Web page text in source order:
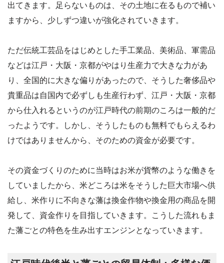
出てきます。足らないものは、その土地に在るもので補い
ますから、少しずつ違いが強化されていきます。
ただ伝統工芸品をはじめとした手工業品、美術品、軍需品
などは江戸・大阪・京都がやはり生産力で大きな力があ
り、全国的に大きな偏りがあったので、そうした奢侈品や
貴重品は自国内で必ずしも生産行わず、江戸・大阪・京都
から仕入れるというのが江戸時代の前期のころは一般的だ
ったようです。しかし、そうしたものも無料でもらえるわ
けではありませんから、そのための資金が必要です。
その資金づくりのために当時はお米が貨幣のような働きを
していましたから、米どころは米をそうした巨大市場へ供
給し、米作りに不向きな藩は換金作物や換金用の商品を開
発して、資金作りを目指していきます。こうした流れもま
た藩ごとの特色を生み出すエンジンとなっていきます。